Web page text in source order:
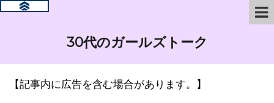
30代のガールズトーク
【記事内に広告を含む場合があります。】